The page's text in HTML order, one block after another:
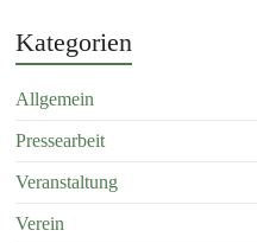
Kategorien
Allgemein
Pressearbeit
Veranstaltung
Verein